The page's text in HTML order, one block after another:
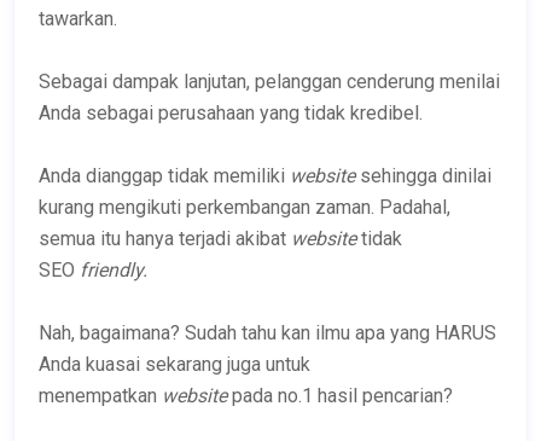
tawarkan.
Sebagai dampak lanjutan, pelanggan cenderung menilai
Anda sebagai perusahaan yang tidak kredibel.
Anda dianggap tidak memiliki websitesehingga dinilai
kurang mengikuti perkembangan zaman. Padahal,
semua itu hanya terjadi akibat websitetidak
SEO friendly.
Nah, bagaimana? Sudah tahu kan ilmu apa yang HARUS
Anda kuasai sekarang juga untuk
menempatkan websitepada no.1 hasil pencarian?